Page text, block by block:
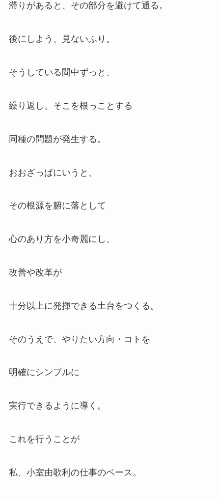
滞りがあると、その部分を避けて通る。
後にしよう、見ないふり。
そうしている間中ずっと、
繰り返し、そこを根っことする
同種の問題が発生する。
おおざっぱにいうと、
その根源を腑に落として
心のあり方を小奇麗にし、
改善や改革が
十分以上に発揮できる土台をつくる。
そのうえで、やりたい方向・コトを
明確にシンプルに
実行できるように導く。
これを行うことが
私、小室由歌利の仕事のベース。